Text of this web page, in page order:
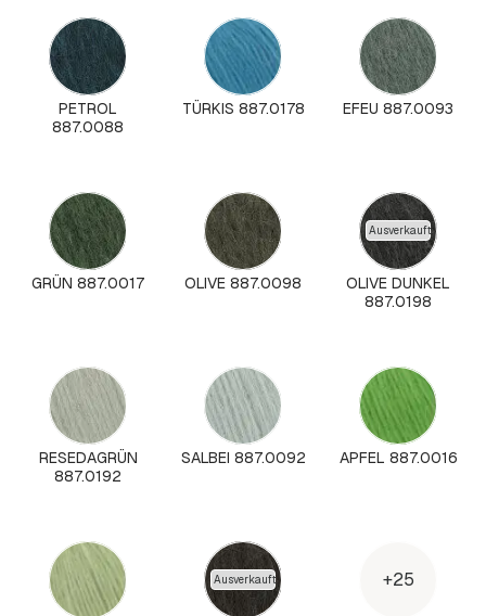
PETROL
887.0088
TÜRKIS 887.0178 EFEU 887.0093
GRÜN 887.0017 OLIVE 887.0098
OLIVE DUNKEL
887.0198
Ausverkauft
RESEDAGRÜN
887.0192
SALBEI 887.0092 APFEL 887.0016
Ausverkauft +25